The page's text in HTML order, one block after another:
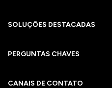
SOLUÇÕES DESTACADAS
PERGUNTAS CHAVES​
CANAIS DE CONTATO